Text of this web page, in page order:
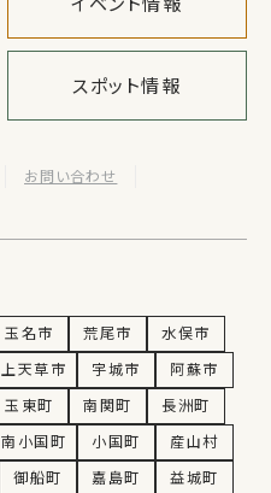
スポット情報
お問い合わせ
玉名市 荒尾市
水俣市
上天草市 宇城市
阿蘇市
玉東町 南関町
長洲町
南小国町 小国町
産山村
御船町 嘉島町
益城町